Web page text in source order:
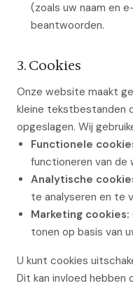
(zoals uw naam en
beantwoorden.
3. Cookies
Onze website maakt
kleine tekstbestanden
opgeslagen. Wij
Functionele
functioneren van de
Analytische
te analyseren en te
Marketing cookies:
tonen op basis van
U kunt cookies
Dit kan invloed